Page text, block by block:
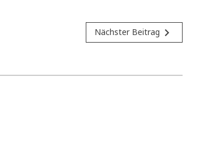
Nächster Beitrag navigate_next